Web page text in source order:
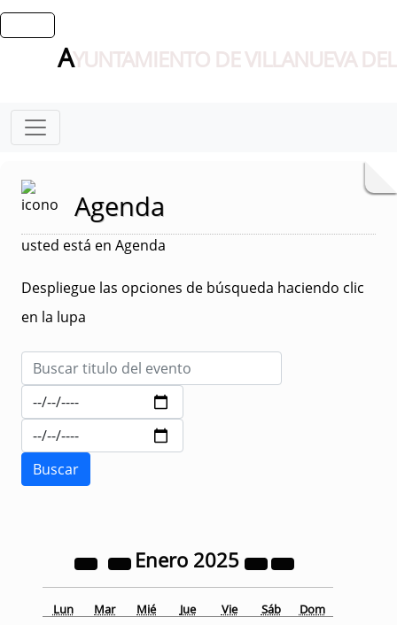
AYUNTAMIENTO DE VILLANUEVA
Agenda
usted está en Agenda
Despliegue las opciones de búsqueda haciendo clic
en la lupa
Enero 2025
Lun Mar Mié Jue Vie Sáb Dom